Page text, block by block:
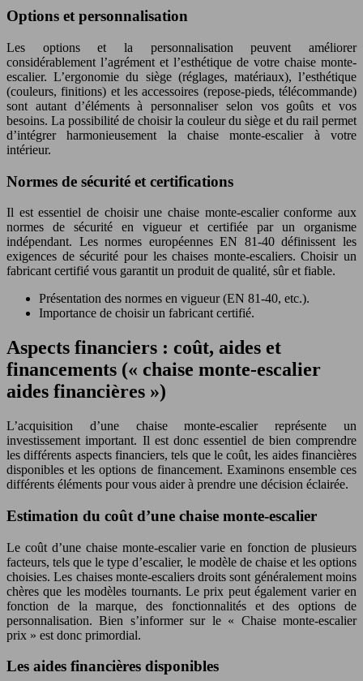
Options et personnalisation
Les options et la personnalisation peuvent améliorer
considérablement l’agrément et l’esthétique de votre chaise monte-
escalier. L’ergonomie du siège (réglages, matériaux), l’esthétique
(couleurs, finitions) et les accessoires (repose-pieds, télécommande)
sont autant d’éléments à personnaliser selon vos goûts et vos
besoins. La possibilité de choisir la couleur du siège et du rail permet
d’intégrer harmonieusement la chaise monte-escalier à votre
intérieur.
Normes de sécurité et certifications
Il est essentiel de choisir une chaise monte-escalier conforme aux
normes de sécurité en vigueur et certifiée par un organisme
indépendant. Les normes européennes EN 81-40 définissent les
exigences de sécurité pour les chaises monte-escaliers. Choisir un
fabricant certifié vous garantit un produit de qualité, sûr et fiable.
Présentation des normes en vigueur (EN 81-40, etc.).
Importance de choisir un fabricant certifié.
Aspects financiers : coût, aides et
financements (« chaise monte-escalier
aides financières »)
L’acquisition d’une chaise monte-escalier représente un
investissement important. Il est donc essentiel de bien comprendre
les différents aspects financiers, tels que le coût, les aides financières
disponibles et les options de financement. Examinons ensemble ces
différents éléments pour vous aider à prendre une décision éclairée.
Estimation du coût d’une chaise monte-escalier
Le coût d’une chaise monte-escalier varie en fonction de plusieurs
facteurs, tels que le type d’escalier, le modèle de chaise et les options
choisies. Les chaises monte-escaliers droits sont généralement moins
chères que les modèles tournants. Le prix peut également varier en
fonction de la marque, des fonctionnalités et des options de
personnalisation. Bien s’informer sur le « Chaise monte-escalier
prix » est donc primordial.
Les aides financières disponibles